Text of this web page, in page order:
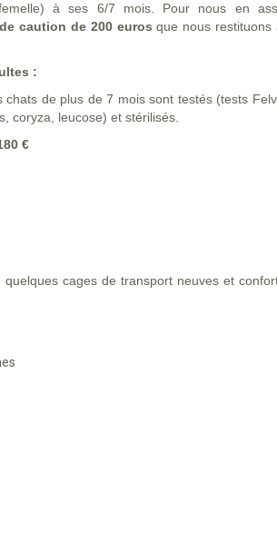
à ses 6/7 mois. Pour nous en
caution de 200 euros que nous restituons
:
de plus de 7 mois sont testés (tests
coryza, leucose) et stérilisés.
€
cages de transport neuves et